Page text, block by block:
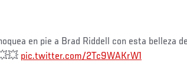
en pie a Brad Riddell con esta belleza de
pic.twitter.com/2Tc9WAKrW1